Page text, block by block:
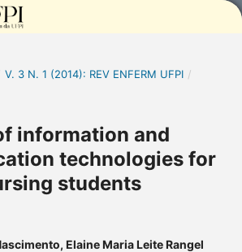
V. 3 N. 1 (2014): REV ENFERM UFPI /
information and
technologies for
students
Elaine Maria Leite Rangel